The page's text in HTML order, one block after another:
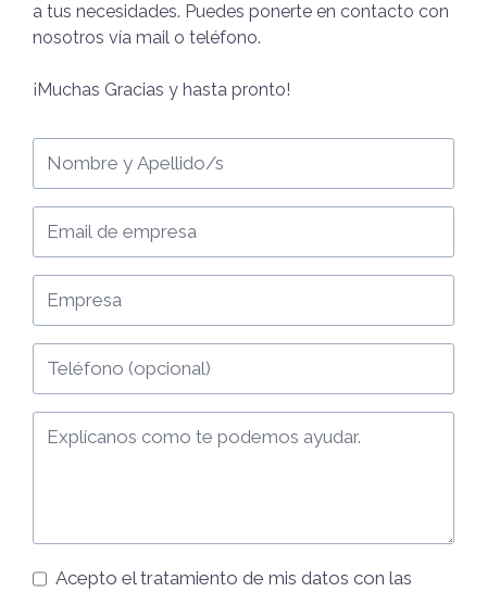
a tus necesidades. Puedes ponerte en contacto con
nosotros vía mail o teléfono.
¡Muchas Gracias y hasta pronto!
Acepto el tratamiento de mis datos con las